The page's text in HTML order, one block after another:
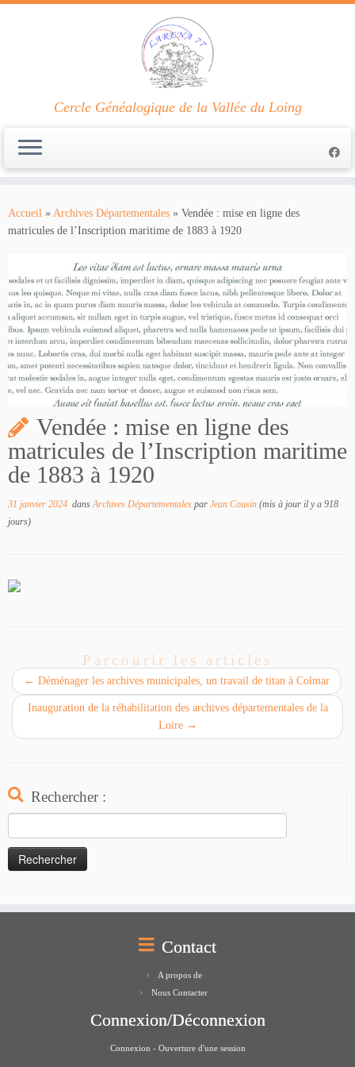
contenu
Cercle Généalogique de la Vallée du Loing
Accueil » Archives Départementales » Vendée : mise en ligne des
matricules de l’Inscription maritime de 1883 à 1920
Vendée : mise en ligne des
matricules de l’Inscription maritime
de 1883 à 1920
31 janvier 2024 dansArchives Départementales par Jean Cousin (mis à jour il y a 918
jours)
Parcourir les articles
← Déménager les archives municipales, un travail de titan à Colmar
Inauguration de la réhabilitation des archives départementales de la
Loire →
Rechercher :
Contact
A propos de
Nous Contacter
Connexion/Déconnexion
Connexion - Ouverture d'une session